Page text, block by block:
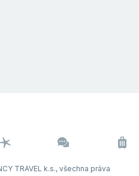
TRAVEL k.s., všechna práva